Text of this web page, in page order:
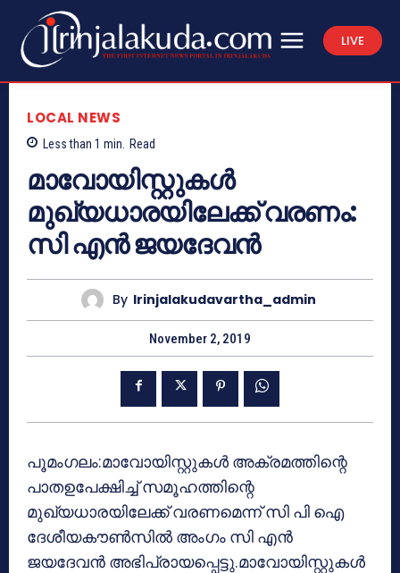
LIVE
LOCAL NEWS
Less than 1 min. Read
മാവോയിസ്റ്റുകള്‍
മുഖ്യധാരയിലേക്ക് വരണം:
സി എന്‍ ജയദേവന്‍
By Irinjalakudavartha_admin
November 2, 2019
പൂമംഗലം:മാവോയിസ്റ്റുകള്‍ അക്രമത്തിന്റെ
പാതഉപേക്ഷിച്ച് സമൂഹത്തിന്റെ
മുഖ്യധാരയിലേക്ക് വരണമെന്ന് സി പി ഐ
ദേശീയകൗണ്‍സില്‍ അംഗം സി എന്‍
ജയദേവന്‍ അഭിപ്രായപ്പെട്ടു.മാവോയിസ്റ്റുകള്‍